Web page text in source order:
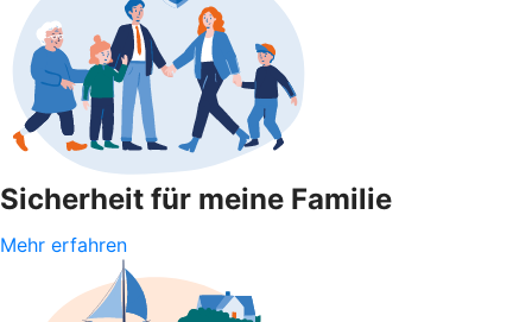
Sicherheit für meine Familie
Mehr erfahren